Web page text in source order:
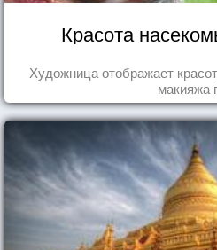
Красота
Художница отображает
макияжа